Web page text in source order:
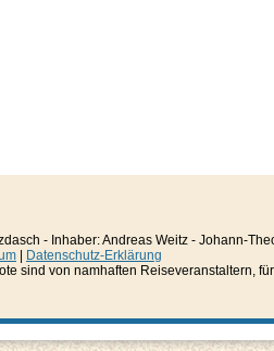
- Inhaber: Andreas Weitz - Johann-
Datenschutz-Erklärung
sind von namhaften Reiseveranstaltern,